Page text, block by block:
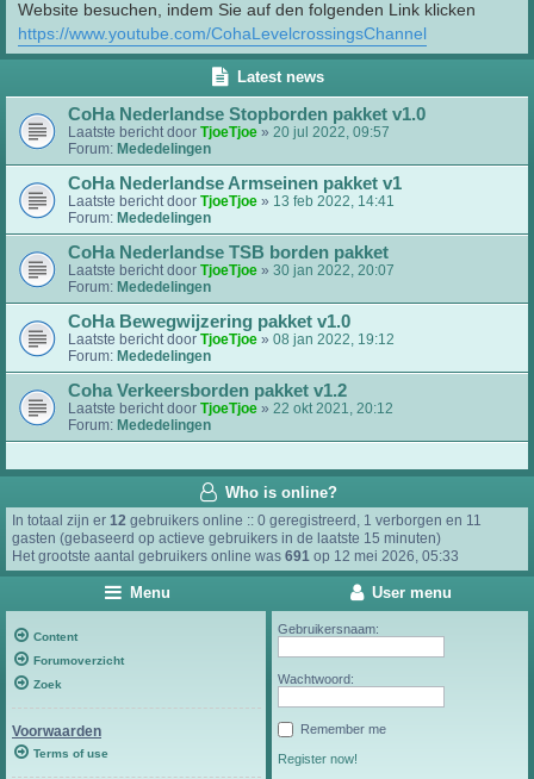
Website besuchen, indem Sie auf den folgenden Link klicken
https://www.youtube.com/CohaLevelcrossingsChannel
Latest news
CoHa Nederlandse Stopborden pakket v1.0
Laatste bericht door TjoeTjoe » 20 jul 2022, 09:57
Forum: Mededelingen
CoHa Nederlandse Armseinen pakket v1
Laatste bericht door TjoeTjoe » 13 feb 2022, 14:41
Forum: Mededelingen
CoHa Nederlandse TSB borden pakket
Laatste bericht door TjoeTjoe » 30 jan 2022, 20:07
Forum: Mededelingen
CoHa Bewegwijzering pakket v1.0
Laatste bericht door TjoeTjoe » 08 jan 2022, 19:12
Forum: Mededelingen
Coha Verkeersborden pakket v1.2
Laatste bericht door TjoeTjoe » 22 okt 2021, 20:12
Forum: Mededelingen
Who is online?
In totaal zijn er 12 gebruikers online :: 0 geregistreerd, 1 verborgen en 11
gasten (gebaseerd op actieve gebruikers in de laatste 15 minuten)
Het grootste aantal gebruikers online was 691 op 12 mei 2026, 05:33
Menu
Content
Forumoverzicht
Zoek
Voorwaarden
Terms of use
User menu
Gebruikersnaam:
Wachtwoord:
Remember me
Register now!